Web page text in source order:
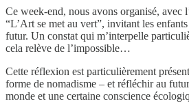
Ce week-end, nous avons organisé,
“L’Art se met au vert”, invitant les
futur. Un constat qui m’interpelle
cela relève de l’impossible…
Cette réflexion est particulièrement
forme de nomadisme – et réfléchir au
monde et une certaine conscience